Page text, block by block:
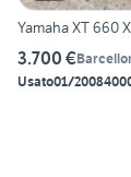
Yamaha XT 660 X
3.700 €
Usato01/2008